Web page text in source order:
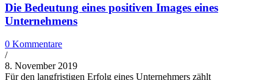
Die Bedeutung eines positiven Images eines
Unternehmens
0 Kommentare
/
8. November 2019
Für den langfristigen Erfolg eines Unternehmers zählt